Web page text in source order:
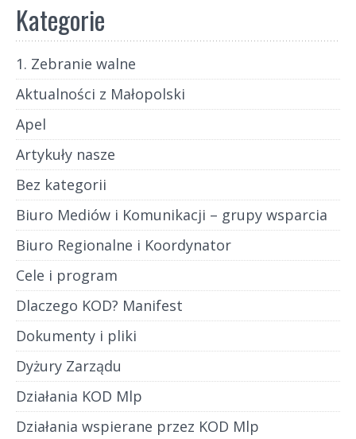
Kategorie
1. Zebranie walne
Aktualności z Małopolski
Apel
Artykuły nasze
Bez kategorii
Biuro Mediów i Komunikacji – grupy wsparcia
Biuro Regionalne i Koordynator
Cele i program
Dlaczego KOD? Manifest
Dokumenty i pliki
Dyżury Zarządu
Działania KOD Mlp
Działania wspierane przez KOD Mlp